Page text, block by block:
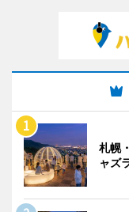
札幌
ャズ